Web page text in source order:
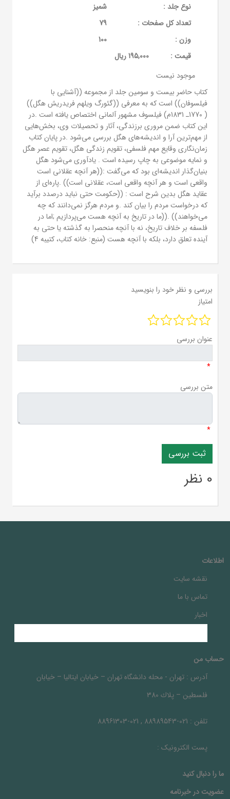
نوع جلد :
شمیز
تعداد کل صفحات :
79
وزن :
100
قيمت :
195,000 ریال
موجود نیست
کتاب حاضر بیست و سومین جلد از مجموعه ((آشنایی با
فیلسوفان)) است که به معرفی ((گئورگ ویلهم فریدریش هگل))
( 1770ـ 1831م) فیلسوف مشهور آلمانی اختصاص یافته است .در
این کتاب ضمن مروری برزندگی، آثار و تحصیلات وی، بخش‌هایی
از مهم‌ترین آرا و اندیشه‌های هگل بررسی می‌شود .در پایان کتاب
زمان‌نگاری وقایع مهم فلسفی، تقویم زندگی هگل، تقویم عصر هگل
و نمایه موضوعی به چاپ رسیده است . یادآوری می‌شود هگل
بنیان‌گذار اندیشه‌ای بود که می‌گفت :((هر آنچه عقلانی است
واقعی است و هر آنچه واقعی است، عقلانی است)) .پاره‌ای از
عقاید هگل بدین شرح است : ((حکومت حتی نباید درصدد برآید
که درخواست مردم را بیان کند .و مردم هرگز نمی‌دانند که چه
می‌خواهند)) .((ما در تاریخ به آنچه هست می‌پردازیم ;اما در
فلسفه بر خلاف تاریخ، نه با آنچه منحصرا به گذشته یا حتی به
آینده تعلق دارد، بلکه با آنچه هست (منبع: خانه کتاب، کتیبه 4)
بررسی و نظر خود را بنویسید
امتیاز
عنوان بررسی
*
متن بررسی
*
0 نظر
اطلاعات
نقشه سایت
تماس با ما
اخبار
حساب من
آدرس : تهران - محله دانشگاه تهران – خيابان ايتاليا – خيابان
فلسطين – پلاك 380
تلفن : 021-88989543 , 021-88961303
پست الکترونیک :
ما را دنبال کنيد
عضویت در خبرنامه